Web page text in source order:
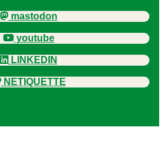
mastodon
youtube
LINKEDIN
NETIQUETTE